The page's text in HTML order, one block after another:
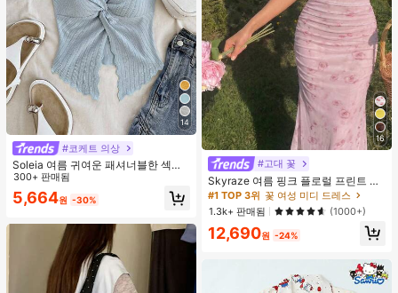
14
#코케트 의상
Soleia 여름 귀여운 패셔너블한 섹시
한 홀터 타이 트위스트 오픈 백 탑
300+ 판매됨
5,664원 -30%
16
#고대 꽃
Skyraze 여름 핑크 플로럴 프린트 주
름 메쉬 캐미 롱 드레스, 여름 드레스,
봄 옷
#1 TOP 3위 꽃 여성 미디 드레스
1.3k+ 판매됨
(1000+)
12,690원 -24%